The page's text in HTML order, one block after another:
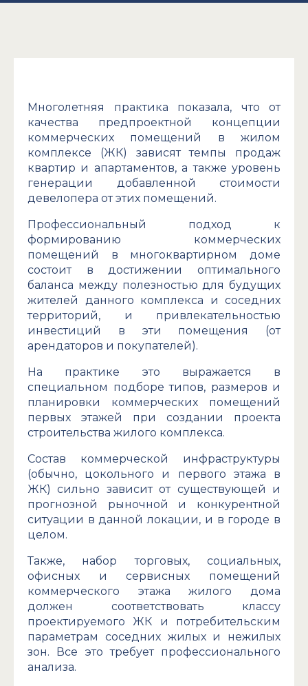
Многолетняя практика показала, что от
качества предпроектной концепции
коммерческих помещений в жилом
комплексе (ЖК) зависят темпы продаж
квартир и апартаментов, а также уровень
генерации добавленной стоимости
девелопера от этих помещений.
Профессиональный подход к
формированию коммерческих
помещений в многоквартирном доме
состоит в достижении оптимального
баланса между полезностью для будущих
жителей данного комплекса и соседних
территорий, и привлекательностью
инвестиций в эти помещения (от
арендаторов и покупателей).
На практике это выражается в
специальном подборе типов, размеров и
планировки коммерческих помещений
первых этажей при создании проекта
строительства жилого комплекса.
Состав коммерческой инфраструктуры
(обычно, цокольного и первого этажа в
ЖК) сильно зависит от существующей и
прогнозной рыночной и конкурентной
ситуации в данной локации, и в городе в
целом.
Также, набор торговых, социальных,
офисных и сервисных помещений
коммерческого этажа жилого дома
должен соответствовать классу
проектируемого ЖК и потребительским
параметрам соседних жилых и нежилых
зон. Все это требует профессионального
анализа.